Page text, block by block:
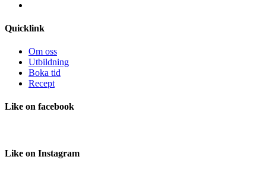
Quicklink
Om oss
Utbildning
Boka tid
Recept
Like on facebook
Like on Instagram